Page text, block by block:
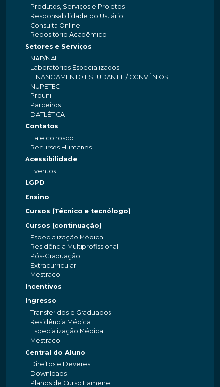
Produtos, Serviços e Projetos
Responsabilidade do Usuário
Consulta Online
Repositório Acadêmico
Setores e Serviços
NAP/NAI
Laboratórios Especializados
FINANCIAMENTO ESTUDANTIL / CONVÊNIOS
NUPETEC
Prouni
Parceiros
DATLÉTICA
Contatos
Fale conosco
Recursos Humanos
Acessibilidade
Eventos
LGPD
Ensino
Cursos (Técnico e tecnólogo)
Cursos (continuação)
Especialização Médica
Residência Multiprofissional
Pós-Graduação
Extracurricular
Mestrado
Incentivos
Ingresso
Transferidos e Graduados
Residência Médica
Especialização Médica
Mestrado
Central do Aluno
Direitos e Deveres
Downloads
Planos de Curso Famene